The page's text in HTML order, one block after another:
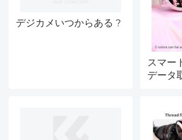
デジカメいつからある ?
スマー
データ